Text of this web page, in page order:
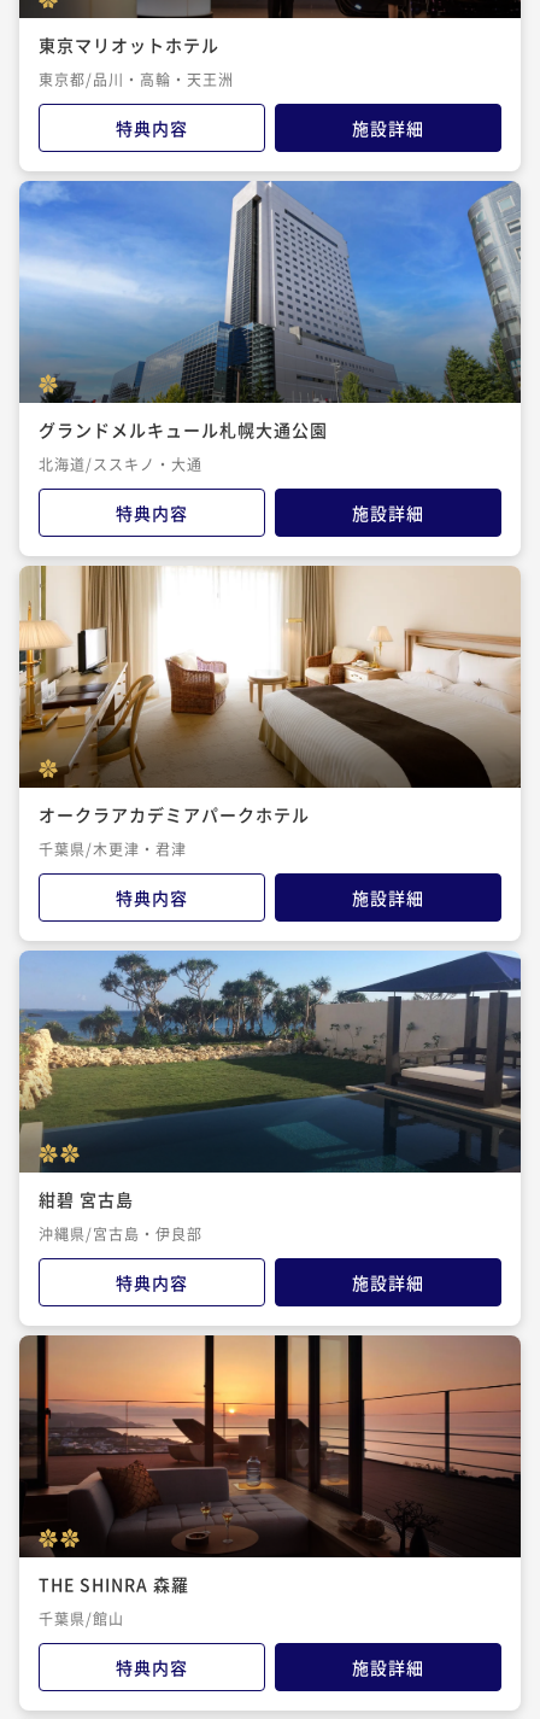
東京マリオットホテル
東京都/品川・高輪・天王洲
特典内容 施設詳細
グランドメルキュール札幌大通公園
北海道/ススキノ・大通
特典内容 施設詳細
オークラアカデミアパークホテル
千葉県/木更津・君津
特典内容 施設詳細
紺碧 宮古島
沖縄県/宮古島・伊良部
特典内容 施設詳細
THE SHINRA 森羅
千葉県/館山
特典内容 施設詳細